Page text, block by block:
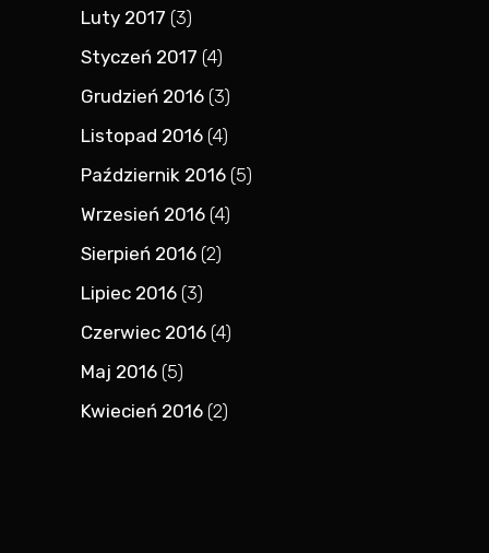
Luty 2017 (3)
Styczeń 2017 (4)
Grudzień 2016 (3)
Listopad 2016 (4)
Październik 2016 (5)
Wrzesień 2016 (4)
Sierpień 2016 (2)
Lipiec 2016 (3)
Czerwiec 2016 (4)
Maj 2016 (5)
Kwiecień 2016 (2)